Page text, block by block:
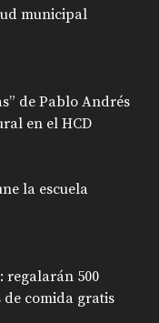
municipal
de Pablo Andrés
en el HCD
la escuela
regalarán 500
de comida gratis